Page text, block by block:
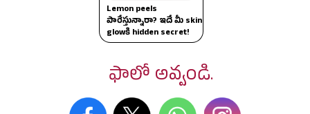
ఫాలో అవ్వండి.
Lemon peels
పారేస్తున్నారా? ఇదే మీ skin
glowకి hidden secret!